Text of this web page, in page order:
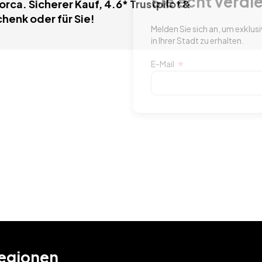
Sicherer Kauf, 4.6* Trustpilot &
oder für Sie!
an, um exklusiven Zugang zu Gewinnspielen und Angeboten